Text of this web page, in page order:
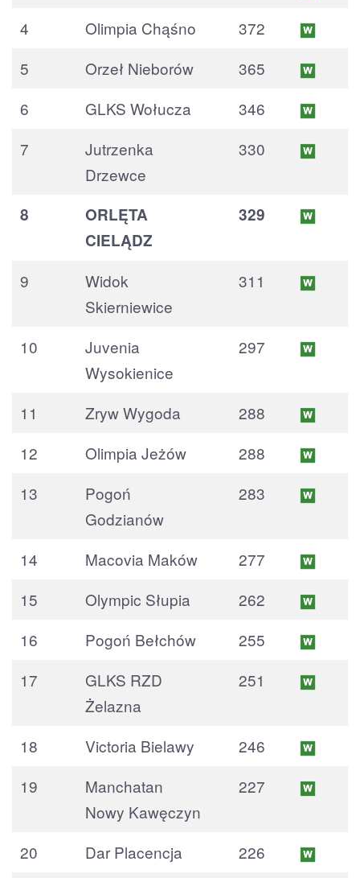
4
Olimpia Chąśno
372
5
Orzeł Nieborów
365
6
GLKS Wołucza
346
7
Jutrzenka
Drzewce
330
8
ORLĘTA
CIELĄDZ
329
9
Widok
Skierniewice
311
10
Juvenia
Wysokienice
297
11 Zryw Wygoda
288
12
Olimpia Jeżów
288
13
Pogoń
Godzianów
283
14 Macovia Maków
277
15
Olympic Słupia
262
16
Pogoń Bełchów
255
17
GLKS RZD
Żelazna
251
18 Victoria Bielawy
246
19
Manchatan
Nowy Kawęczyn
227
20 Dar Placencja 226